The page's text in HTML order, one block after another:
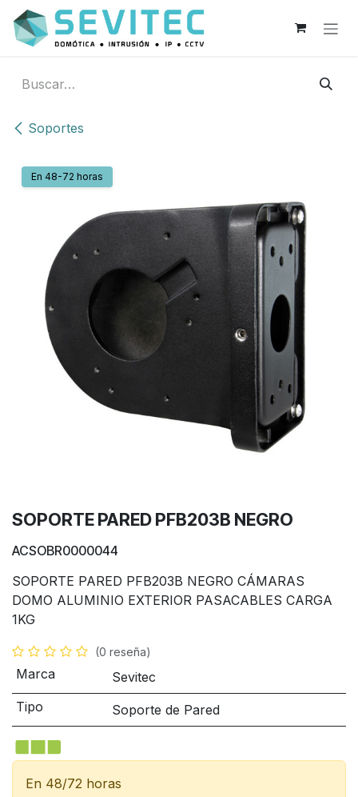
Ir al contenido
Soportes
En 48-72 horas
SOPORTE PARED PFB203B NEGRO
ACSOBR0000044
SOPORTE PARED PFB203B NEGRO CÁMARAS
DOMO ALUMINIO EXTERIOR PASACABLES CARGA
1KG
(0 reseña)
Marca
Sevitec
Tipo
Soporte de Pared
En 48/72 horas